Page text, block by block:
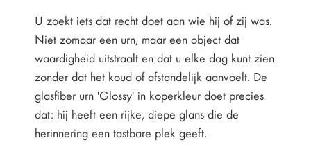
U zoekt iets dat recht doet aan wie hij of zij was.
Niet zomaar een urn, maar een object dat
waardigheid uitstraalt en dat u elke dag kunt zien
zonder dat het koud of afstandelijk aanvoelt. De
glasfiber urn 'Glossy' in koperkleur doet precies
dat: hij heeft een rijke, diepe glans die de
herinnering een tastbare plek geeft.